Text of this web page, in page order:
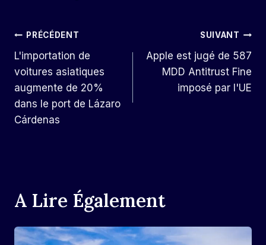
Navigation
De
L’article
PRÉCÉDENT
L'importation de
voitures asiatiques
augmente de 20%
dans le port de Lázaro
Cárdenas
SUIVANT
Apple est jugé de 587
MDD Antitrust Fine
imposé par l'UE
A Lire Également